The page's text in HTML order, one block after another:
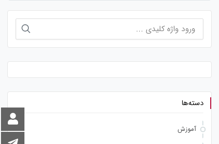
جستجو
برای:
دسته‌ها
آموزش